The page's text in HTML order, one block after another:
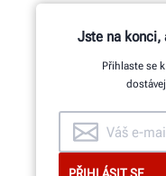
Jste na konci,
Přihlaste se